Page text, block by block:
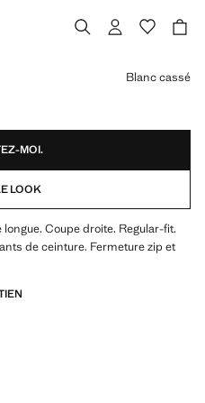
Blanc cassé
MOI.
LOOK
Coupe droite. Regular-fit.
de ceinture. Fermeture zip et